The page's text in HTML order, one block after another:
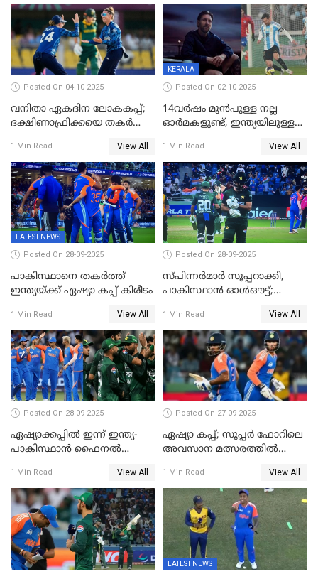
Posted On 04-10-2025
വനിതാ ഏകദിന ലോകകപ്പ്;
ദക്ഷിണാഫ്രിക്കയെ തകർത്ത്
1 Min Read View All
KERALA
Posted On 02-10-2025
14വർഷം മുൻപുള്ള നല്ല
ഓർമകളുണ്ട്, ഇന്ത്യയിലുള്ള
കാത്തിരിക്കുന്നു; വരവ്
സ്ഥിരീകരിച്ച് മെസി
1 Min Read View All
LATEST NEWS
Posted On 28-09-2025
പാകിസ്ഥാനെ തകർത്ത്
ഇന്ത്യയ്ക്ക് ഏഷ്യാ കപ്പ് കിരീടം
1 Min Read View All
Posted On 28-09-2025
സ്പിന്നർമാർ സൂപ്പറാക്കി,
പാകിസ്ഥാൻ ഓൾഔട്ട്;
വിജയലക്ഷ്യം, കുൽദീപിന് 4
വിക്കറ്റ്
1 Min Read View All
Posted On 28-09-2025
ഏഷ്യാക്കപ്പില്‍ ഇന്ന് ഇന്ത്യ-
പാകിസ്ഥാന്‍ ഫൈനല്‍
1 Min Read View All
Posted On 27-09-2025
ഏഷ്യാ കപ്പ്; സൂപ്പർ ഫോറിലെ
അവസാന മത്സരത്തിൽ
1 Min Read View All
LATEST NEWS